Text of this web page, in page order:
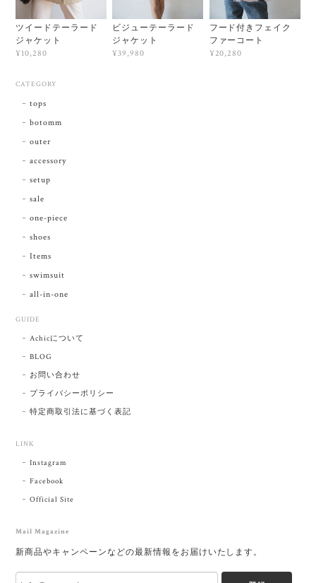
ツイードテーラード
ジャケット
¥10,280
ビジューテーラード
ジャケット
¥39,980
フード付きフェイク
ファーコート
¥20,280
CATEGORY
tops
botomm
outer
accessory
setup
sale
one-piece
shoes
Items
swimsuit
all-in-one
GUIDE
Achicについて
BLOG
お問い合わせ
プライバシーポリシー
特定商取引法に基づく表記
LINK
Instagram
Facebook
Official Site
Mail Magazine
新商品やキャンペーンなどの最新情報をお届けいたします。